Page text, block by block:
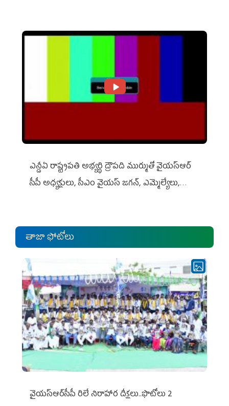
ఎన్డీఏ రాష్ట్ర‌ప‌తి అభ్య‌ర్థి ద్రౌప‌ది ముర్ముతో వైయ‌స్ఆర్
సీపీ అధ్య‌క్షులు, సీఎం వైయ‌స్ జ‌గ‌న్, ఎమ్మెల్యేలు,
తాజా ఫోటోలు
వైయ‌స్ఆర్‌సీపీ రిలే నిరాహార దీక్షలు..ఫొటోలు 2